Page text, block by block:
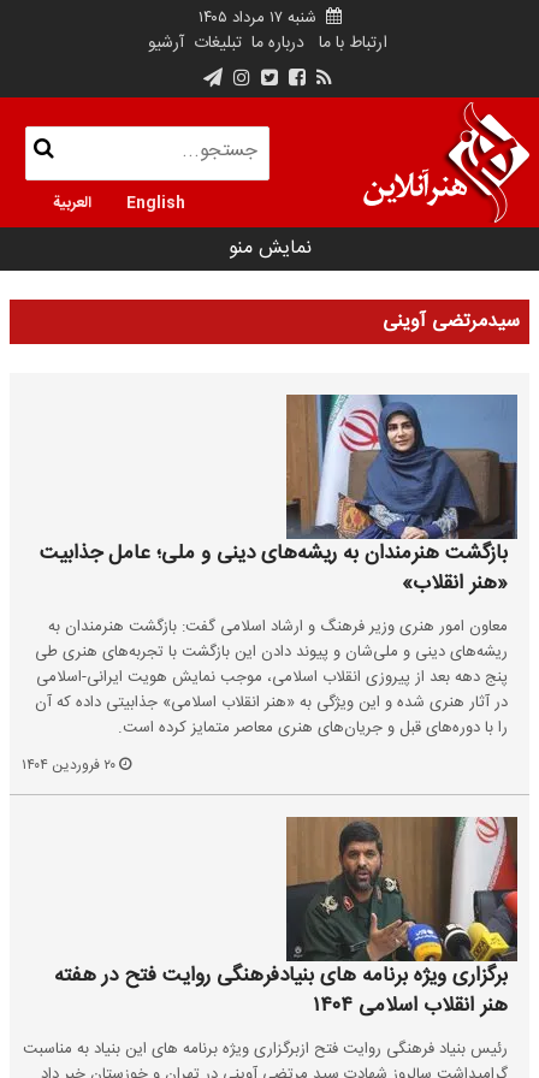
شنبه ۱۷ مرداد ۱۴۰۵
ارتباط با ما درباره ما تبلیغات آرشیو
English العربية
نمایش منو
سیدمرتضی آوینی
بازگشت هنرمندان به ریشه‌های دینی و ملی؛ عامل جذابیت
«هنر انقلاب»
معاون امور هنری وزیر فرهنگ و ارشاد اسلامی گفت: بازگشت هنرمندان به
ریشه‌های دینی و ملی‌شان و پیوند دادن این بازگشت با تجربه‌های هنری طی
پنج دهه بعد از پیروزی انقلاب اسلامی، موجب نمایش هویت ایرانی-اسلامی
در آثار هنری شده و این ویژگی به «هنر انقلاب اسلامی» جذابیتی داده که آن
را با دوره‌های قبل و جریان‌های هنری معاصر متمایز کرده است.
برگزاری ویژه برنامه های بنیادفرهنگی روایت فتح در هفته
هنر انقلاب اسلامی ۱۴۰۴
رئیس بنیاد فرهنگی روایت فتح ازبرگزاری ویژه برنامه های این بنیاد به مناسبت